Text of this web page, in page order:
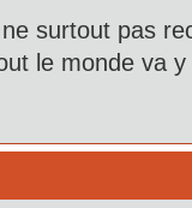
surtout pas
le monde va y